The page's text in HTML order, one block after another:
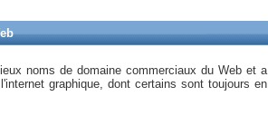
noms de domaine commerciaux du Web et a
graphique, dont certains sont toujours en